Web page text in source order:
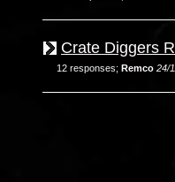
Crate Diggers
12 responses; Remco 24/